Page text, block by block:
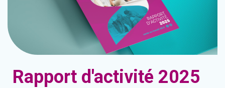
Rapport d'activité 2025